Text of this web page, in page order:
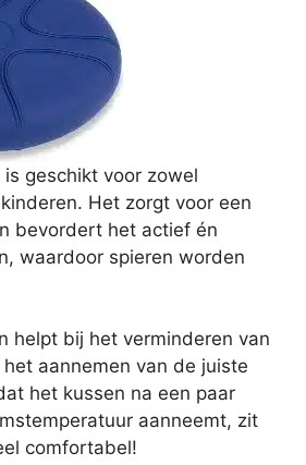
geschikt voor zowel
Het zorgt voor een
bevordert het actief én
waardoor spieren worden
helpt bij het verminderen van
aannemen van de juiste
het kussen na een paar
aanneemt, zit
comfortabel!